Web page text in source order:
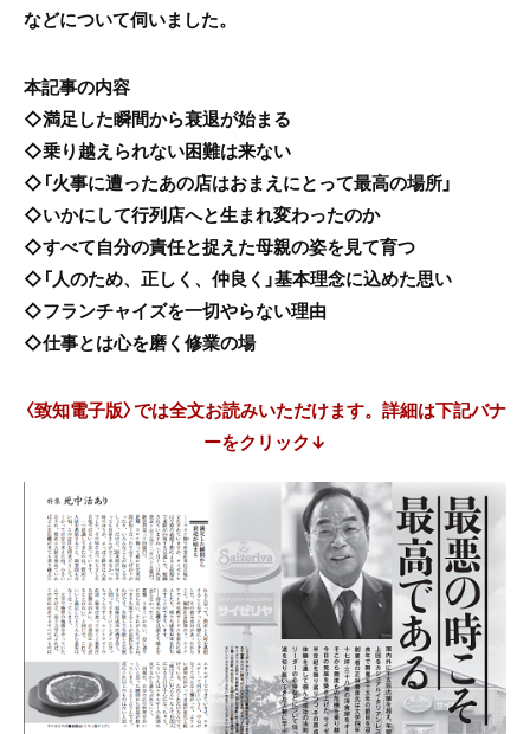
などについて伺いました。
本記事の内容
◇満足した瞬間から衰退が始まる
◇乗り越えられない困難は来ない
◇「火事に遭ったあの店はおまえにとって最高の場所」
◇いかにして行列店へと生まれ変わったのか
◇すべて自分の責任と捉えた母親の姿を見て育つ
◇「人のため、正しく、仲良く」基本理念に込めた思い
◇フランチャイズを一切やらない理由
◇仕事とは心を磨く修業の場
〈致知電子版〉では全文お読みいただけます。詳細は下記バナ
ーをクリック↓